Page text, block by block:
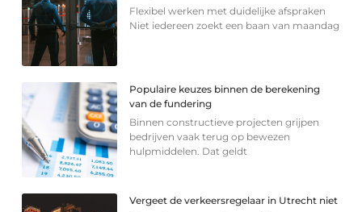
Flexibel werken met duidelijke afspraken
Niet iedereen zoekt een baan van maandag
Populaire keuzes binnen de berekening
van de fundering
Binnen constructieve projecten grijpen
bedrijven vaak terug op bewezen
hulpmiddelen. Dat geldt
Vergeet de verkeersregelaar in Utrecht niet